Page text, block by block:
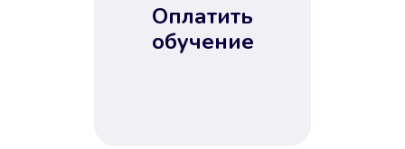
Оплатить
обучение